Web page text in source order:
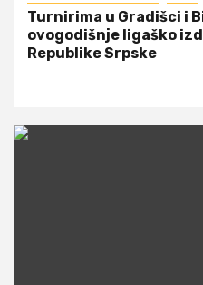
Turnirima u Gradišci i
ovogodišnje ligaško
Republike Srpske